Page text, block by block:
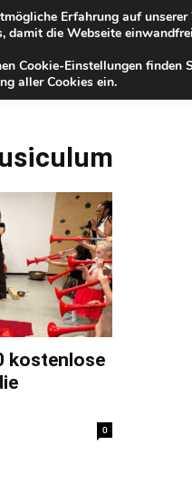
Samstag, 08.08.2026
IHR GELD IHRE
kostenlose
0
Erfahrung auf
damit die Webseite
Cookie-Einstellungen finden
aller Cookies ein.